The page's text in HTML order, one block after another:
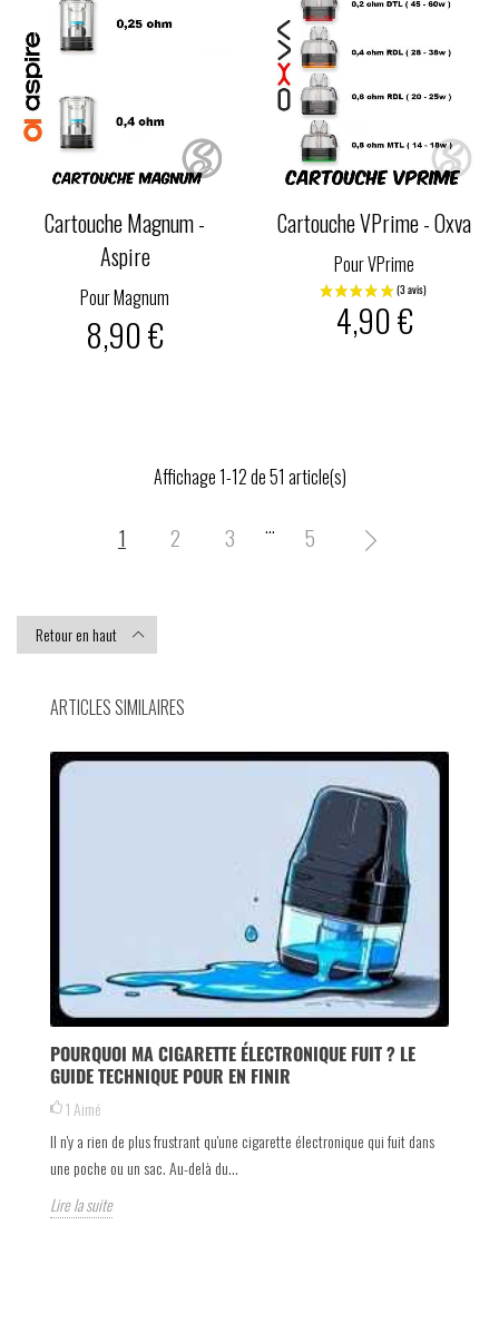
Cartouche Magnum -
Aspire
Pour Magnum
8,90 €
Cartouche VPrime - Oxva
Pour VPrime
4,90 €
Affichage 1-12 de 51 article(s)
1 2 3 … 5 
Retour en haut 
ARTICLES SIMILAIRES
POURQUOI MA CIGARETTE ÉLECTRONIQUE FUIT ? LE
GUIDE TECHNIQUE POUR EN FINIR
1Aimé
Il n'y a rien de plus frustrant qu'une cigarette électronique qui fuit dans
une poche ou un sac. Au-delà du...
Lire la suite